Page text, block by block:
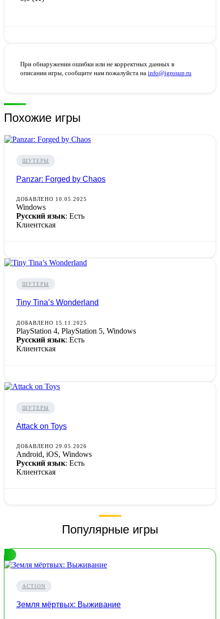
При обнаружении ошибки или не корректных данных в
описании игры, сообщите нам пожалуйста на info@igrosup.ru
Похожие игры
ШУТЕРЫ
Panzar: Forged by Chaos
ДОБАВЛЕНО 10.05.2025
Windows
Русский язык: Есть
Клиентская
ШУТЕРЫ
Tiny Tina’s Wonderland
ДОБАВЛЕНО 15.11.2025
PlayStation 4, PlayStation 5, Windows
Русский язык: Есть
Клиентская
ШУТЕРЫ
Attack on Toys
ДОБАВЛЕНО 29.05.2026
Android, iOS, Windows
Русский язык: Есть
Клиентская
Популярные игры
ACTION
Земля мёртвых: Выживание